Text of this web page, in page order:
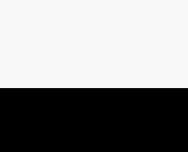
que